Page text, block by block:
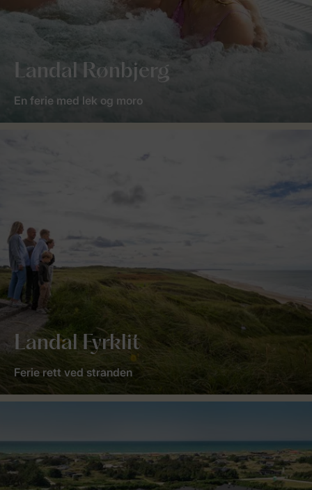
Landal Rønbjerg
En ferie med lek og moro
Landal Fyrklit
Ferie rett ved stranden